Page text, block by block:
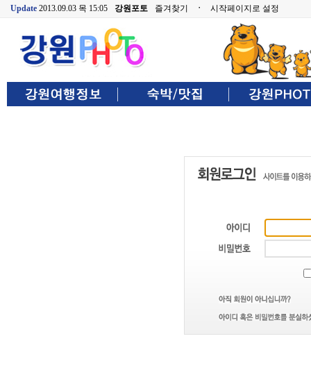
Update 2013.09.03 목 15:05 강원포토 즐겨찾기 ㆍ 시작페이지로 설정